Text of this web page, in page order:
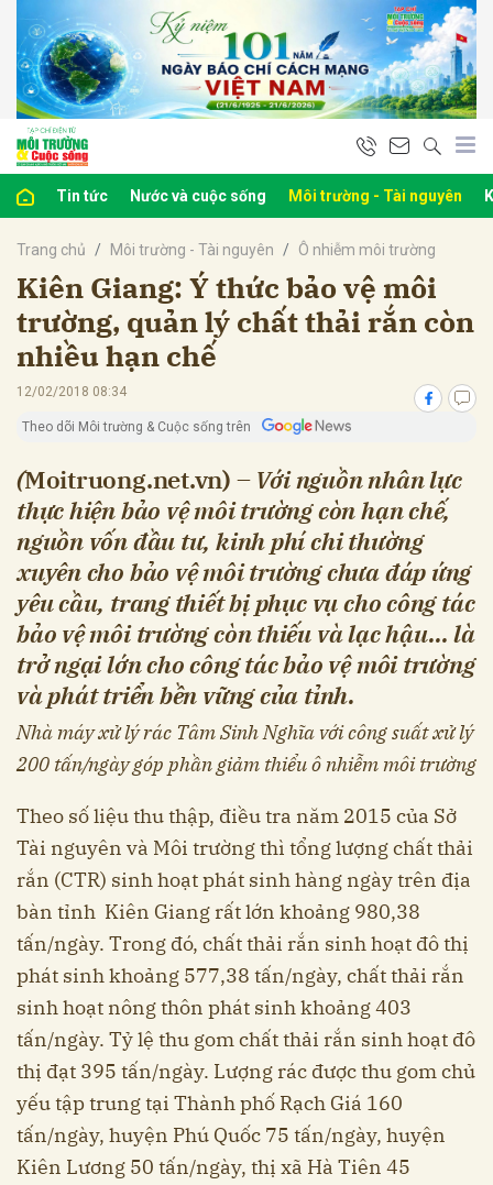
Tin tức Nước và cuộc sống Môi trường - Tài nguyên
Trang chủ Môi trường - Tài nguyên Ô nhiễm môi trường
Kiên Giang: Ý thức bảo vệ môi
trường, quản lý chất thải rắn còn
nhiều hạn chế
12/02/2018 08:34
Theo dõi Môi trường & Cuộc sống trên
(Moitruong.net.vn) –Với nguồn nhân lực
thực hiện bảo vệ môi trường còn hạn chế,
nguồn vốn đầu tư, kinh phí chi thường
xuyên cho bảo vệ môi trường chưa đáp ứng
yêu cầu, trang thiết bị phục vụ cho công tác
bảo vệ môi trường còn thiếu và lạc hậu… là
trở ngại lớn cho công tác bảo vệ môi trường
và phát triển bền vững của tỉnh.
Nhà máy xử lý rác Tâm Sinh Nghĩa với công suất xử lý
200 tấn/ngày góp phần giảm thiểu ô nhiễm môi trường
Theo số liệu thu thập, điều tra năm 2015 của Sở
Tài nguyên và Môi trường thì tổng lượng chất thải
rắn (CTR) sinh hoạt phát sinh hàng ngày trên địa
bàn tỉnh Kiên Giang rất lớn khoảng 980,38
tấn/ngày. Trong đó, chất thải rắn sinh hoạt đô thị
phát sinh khoảng 577,38 tấn/ngày, chất thải rắn
sinh hoạt nông thôn phát sinh khoảng 403
tấn/ngày. Tỷ lệ thu gom chất thải rắn sinh hoạt đô
thị đạt 395 tấn/ngày. Lượng rác được thu gom chủ
yếu tập trung tại Thành phố Rạch Giá 160
tấn/ngày, huyện Phú Quốc 75 tấn/ngày, huyện
Kiên Lương 50 tấn/ngày, thị xã Hà Tiên 45
luận